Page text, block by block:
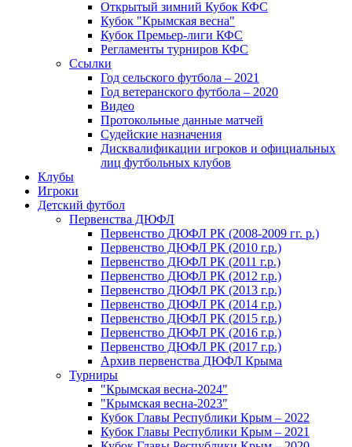
Открытый зимний Кубок КФС
Кубок "Крымская весна"
Кубок Премьер-лиги КФС
Регламенты турниров КФС
Ссылки
Год сельского футбола – 2021
Год ветеранского футбола – 2020
Видео
Протокольные данные матчей
Судейские назначения
Дисквалификации игроков и официальных
лиц футбольных клубов
Клубы
Игроки
Детский футбол
Первенства ДЮФЛ
Первенство ДЮФЛ РК (2008-2009 гг. р.)
Первенство ДЮФЛ РК (2010 г.р.)
Первенство ДЮФЛ РК (2011 г.р.)
Первенство ДЮФЛ РК (2012 г.р.)
Первенство ДЮФЛ РК (2013 г.р.)
Первенство ДЮФЛ РК (2014 г.р.)
Первенство ДЮФЛ РК (2015 г.р.)
Первенство ДЮФЛ РК (2016 г.р.)
Первенство ДЮФЛ РК (2017 г.р.)
Архив первенства ДЮФЛ Крыма
Турниры
"Крымская весна-2024"
"Крымская весна-2023"
Кубок Главы Республики Крым – 2022
Кубок Главы Республики Крым – 2021